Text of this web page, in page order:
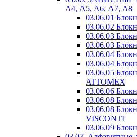
А4, А5, А6, А7, А8
03.06.01
03.06.02
03.06.03
03.06.03
03.06.04
03.06.04
03.06.05
ATTOMEX
03.06.06
03.06.08
03.06.08
VISCONTI
03.06.09